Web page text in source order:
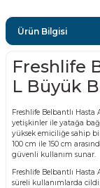
Ürün Bilgisi
Freshlife
L Büyük
Freshlife Belbantlı
yetişkinler ile yatağa
yüksek emiciliğe sahip
100 cm ile 150 cm
güvenli kullanım sunar.
Freshlife Belbantlı
süreli kullanımlarda